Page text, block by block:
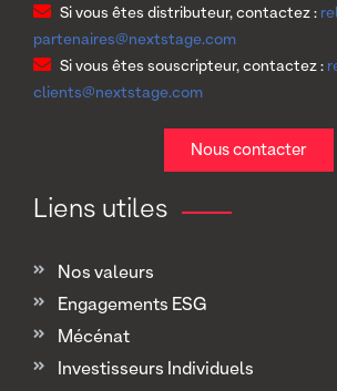
Si vous êtes distributeur, contactez :
partenaires@nextstage.com
Si vous êtes souscripteur, contactez :
clients@nextstage.com
Nous contacter
Liens utiles
Nos valeurs
Engagements ESG
Mécénat
Investisseurs Individuels